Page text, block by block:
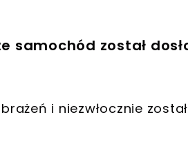
samochód został
i niezwłocznie